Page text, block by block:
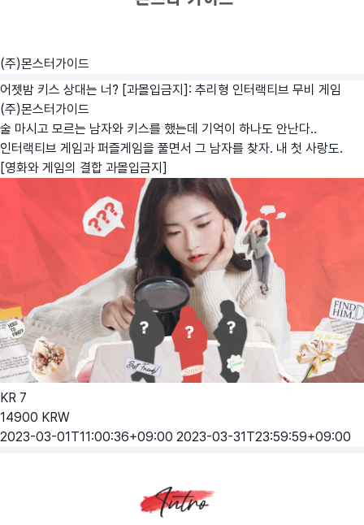
(주)몬스터가이드
어젯밤 키스 상대는 너? [과몰입금지]: 추리형 인터랙티브 무비 게임
(주)몬스터가이드
술 마시고 모르는 남자와 키스를 했는데 기억이 하나도 안난다..
인터랙티브 게임과 퍼즐게임을 풀면서 그 남자를 찾자. 내 첫 사랑도.
[영화와 게임의 결합 과몰입금지]
KR 7
14900 KRW
2023-03-01T11:00:36+09:00 2023-03-31T23:59:59+09:00